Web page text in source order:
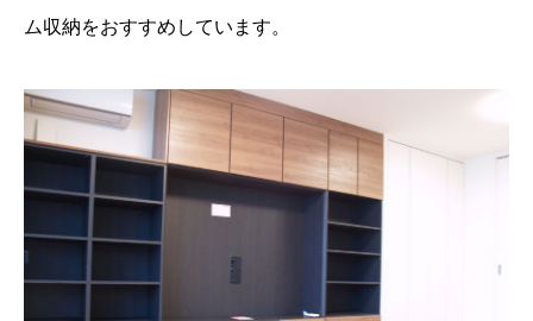
ム収納をおすすめしています。